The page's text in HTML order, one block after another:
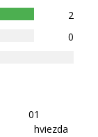
2
0
01
hviezda